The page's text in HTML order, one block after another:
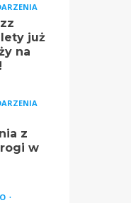
już
na
z
w